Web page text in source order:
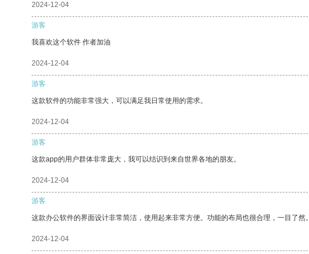
2024-12-04
游客
我喜欢这个软件 作者加油
2024-12-04
游客
这款软件的功能非常强大，可以满足我日常使用的需求。
2024-12-04
游客
这款app的用户群体非常庞大，我可以结识到来自世界各地的朋友。
2024-12-04
游客
这款办公软件的界面设计非常简洁，使用起来非常方便。功能的布局也很合理，一目了然。
2024-12-04